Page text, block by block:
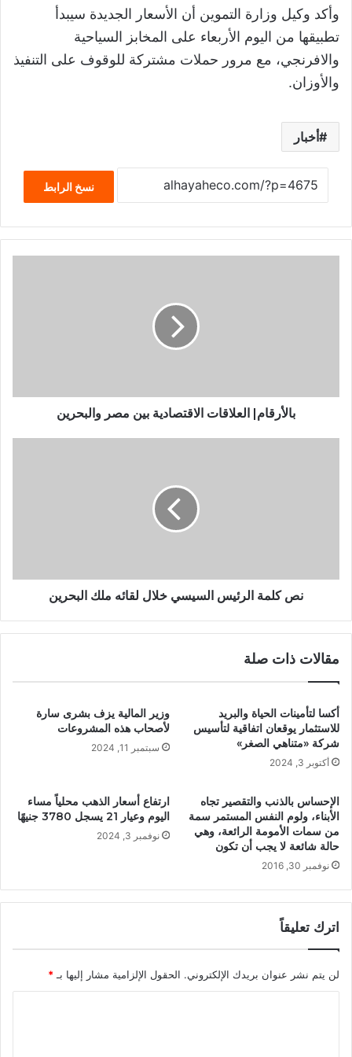
وأكد وكيل وزارة التموين أن الأسعار الجديدة سيبدأ
تطبيقها من اليوم الأربعاء على المخابز السياحية
والافرنجي، مع مرور حملات مشتركة للوقوف على التنفيذ
والأوزان.
أخبار
نسخ الرابط
بالأرقام| العلاقات الاقتصادية بين مصر والبحرين
نص كلمة الرئيس السيسي خلال لقائه ملك البحرين
مقالات ذات صلة
أكسا لتأمينات الحياة والبريد
للاستثمار يوقعان اتفاقية لتأسيس
شركة «متناهي الصغر»
أكتوبر 3, 2024
وزير المالية يزف بشرى سارة
لأصحاب هذه المشروعات
سبتمبر 11, 2024
الإحساس بالذنب والتقصير تجاه
الأبناء، ولوم النفس المستمر سمة
من سمات الأمومة الرائعة، وهي
حالة شائعة لا يجب أن تكون
نوفمبر 30, 2016
ارتفاع أسعار الذهب محلياً مساء
اليوم وعيار 21 يسجل 3780 جنيهًا
نوفمبر 3, 2024
اترك تعليقاً
لن يتم نشر عنوان بريدك الإلكتروني. الحقول الإلزامية مشار إليها بـ *